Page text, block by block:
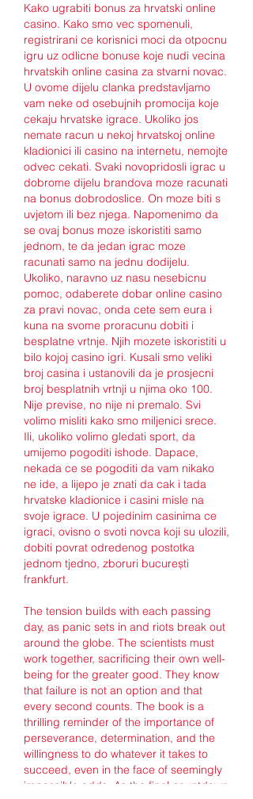
Kako ugrabiti bonus za hrvatski online
casino. Kako smo vec spomenuli,
registrirani ce korisnici moci da otpocnu
igru uz odlicne bonuse koje nudi vecina
hrvatskih online casina za stvarni novac.
U ovome dijelu clanka predstavljamo
vam neke od osebujnih promocija koje
cekaju hrvatske igrace. Ukoliko jos
nemate racun u nekoj hrvatskoj online
kladionici ili casino na internetu, nemojte
odvec cekati. Svaki novopridosli igrac u
dobrome dijelu brandova moze racunati
na bonus dobrodoslice. On moze biti s
uvjetom ili bez njega. Napomenimo da
se ovaj bonus moze iskoristiti samo
jednom, te da jedan igrac moze
racunati samo na jednu dodijelu.
Ukoliko, naravno uz nasu nesebicnu
pomoc, odaberete dobar online casino
za pravi novac, onda cete sem eura i
kuna na svome proracunu dobiti i
besplatne vrtnje. Njih mozete iskoristiti u
bilo kojoj casino igri. Kusali smo veliki
broj casina i ustanovili da je prosjecni
broj besplatnih vrtnji u njima oko 100.
Nije previse, no nije ni premalo. Svi
volimo misliti kako smo miljenici srece.
Ili, ukoliko volimo gledati sport, da
umijemo pogoditi ishode. Dapace,
nekada ce se pogoditi da vam nikako
ne ide, a lijepo je znati da cak i tada
hrvatske kladionice i casini misle na
svoje igrace. U pojedinim casinima ce
igraci, ovisno o svoti novca koji su ulozili,
dobiti povrat odredenog postotka
jednom tjedno, zboruri bucurești
frankfurt.
The tension builds with each passing
day, as panic sets in and riots break out
around the globe. The scientists must
work together, sacrificing their own well-
being for the greater good. They know
that failure is not an option and that
every second counts. The book is a
thrilling reminder of the importance of
perseverance, determination, and the
willingness to do whatever it takes to
succeed, even in the face of seemingly
impossible odds. As the final countdown